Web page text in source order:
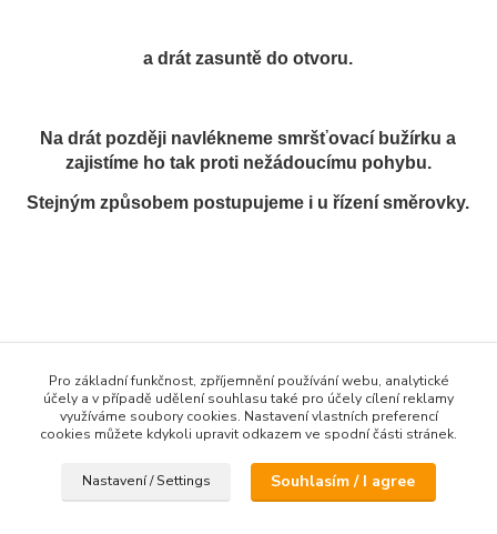
a drát zasuntě do otvoru.
Na drát později navlékneme smršťovací bužírku a
zajistíme ho tak proti nežádoucímu pohybu.
Stejným způsobem postupujeme i u řízení směrovky.
Pro základní funkčnost, zpříjemnění používání webu, analytické
účely a v případě udělení souhlasu také pro účely cílení reklamy
využíváme soubory cookies. Nastavení vlastních preferencí
cookies můžete kdykoli upravit odkazem ve spodní části stránek.
Nastavení / Settings Souhlasím / I agree